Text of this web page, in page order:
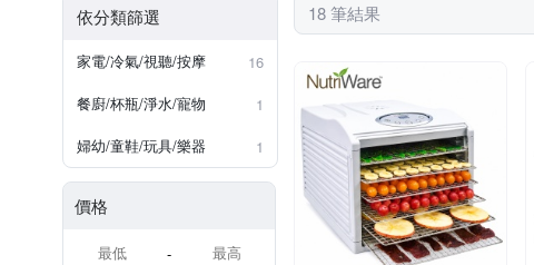
依分類篩選
家電/冷氣/視聽/按摩
16
餐廚/杯瓶/淨水/寵物
1
婦幼/童鞋/玩具/樂器
1
價格
-
18 筆結果